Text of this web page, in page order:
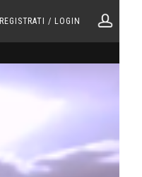
REGISTRATI / LOGIN